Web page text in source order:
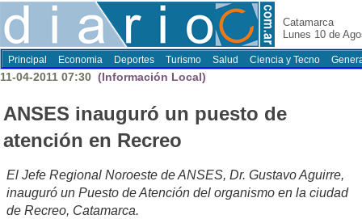
Catamarca
Lunes 10 de
Principal Economia Deportes Turismo Salud Ciencia y Tecno
11-04-2011 07:30 (Información Local)
ANSES inauguró un puesto de
atención en Recreo
El Jefe Regional Noroeste de ANSES, Dr. Gustavo Aguirre,
inauguró un Puesto de Atención del organismo en la ciudad
de Recreo, Catamarca.